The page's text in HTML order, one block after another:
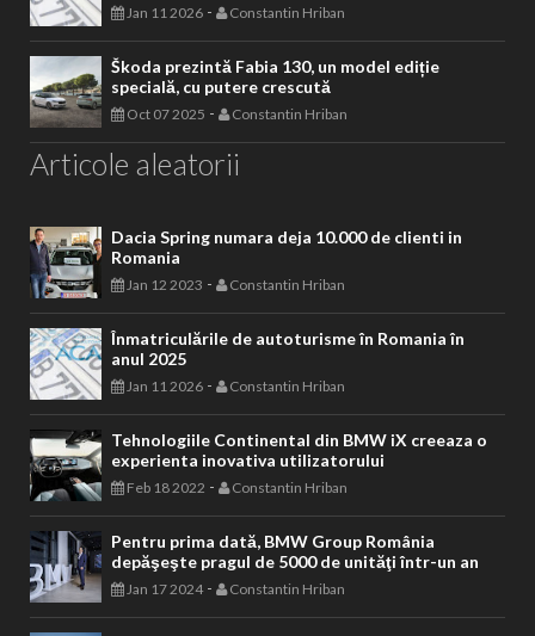
Jan 11 2026 - Constantin Hriban
Škoda prezintă Fabia 130, un model ediție
specială, cu putere crescută
Oct 07 2025 - Constantin Hriban
Articole aleatorii
Dacia Spring numara deja 10.000 de clienti in
Romania
Jan 12 2023 - Constantin Hriban
Înmatriculările de autoturisme în Romania în
anul 2025
Jan 11 2026 - Constantin Hriban
Tehnologiile Continental din BMW iX creeaza o
experienta inovativa utilizatorului
Feb 18 2022 - Constantin Hriban
Pentru prima dată, BMW Group România
depăşeşte pragul de 5000 de unităţi într-un an
Jan 17 2024- Constantin Hriban